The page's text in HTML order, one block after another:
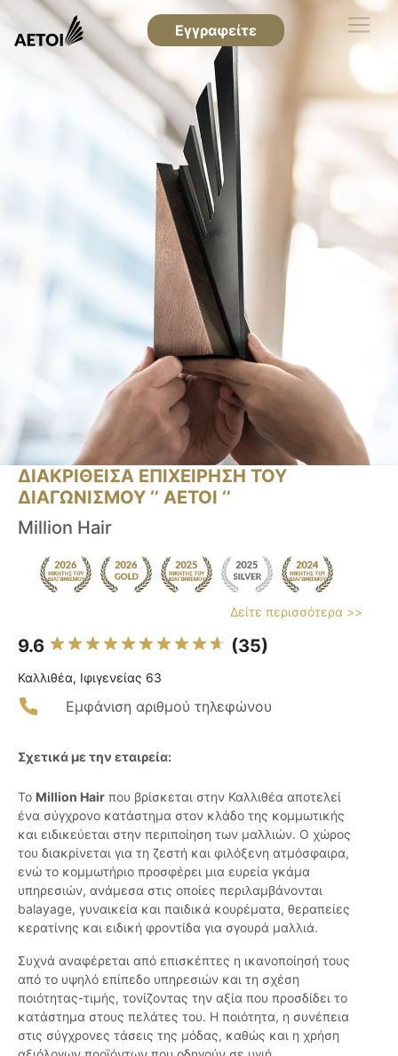
Εγγραφείτε
ΔΙΑΚΡΙΘΕΙΣΑ ΕΠΙΧΕΙΡΗΣΗ ΤΟΥ
ΔΙΑΓΩΝΙΣΜΟΥ ‘’ ΑΕΤΟΙ ‘’
Million Hair
Δείτε περισσότερα >>
9.6 (35)
Καλλιθέα, Ιφιγενείας 63
Εμφάνιση αριθμού τηλεφώνου
Σχετικά με την εταιρεία:
Το Million Hair που βρίσκεται στην Καλλιθέα αποτελεί
ένα σύγχρονο κατάστημα στον κλάδο της κομμωτικής
και ειδικεύεται στην περιποίηση των μαλλιών. Ο χώρος
του διακρίνεται για τη ζεστή και φιλόξενη ατμόσφαιρα,
ενώ το κομμωτήριο προσφέρει μια ευρεία γκάμα
υπηρεσιών, ανάμεσα στις οποίες περιλαμβάνονται
balayage, γυναικεία και παιδικά κουρέματα, θεραπείες
κερατίνης και ειδική φροντίδα για σγουρά μαλλιά.
Συχνά αναφέρεται από επισκέπτες η ικανοποίησή τους
από το υψηλό επίπεδο υπηρεσιών και τη σχέση
ποιότητας-τιμής, τονίζοντας την αξία που προσδίδει το
κατάστημα στους πελάτες του. Η ποιότητα, η συνέπεια
στις σύγχρονες τάσεις της μόδας, καθώς και η χρήση